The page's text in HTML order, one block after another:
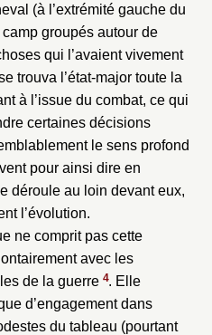
(à l’extrémité gauche du
groupés autour de
qui l’avaient vivement
trouva l’état-major toute la
à l’issue du combat, ce qui
certaines décisions
le sens profond
pour ainsi dire en
déroule au loin devant eux,
l’évolution.
ne comprit pas cette
avec les
de la guerre 4. Elle
d’engagement dans
du tableau (pourtant